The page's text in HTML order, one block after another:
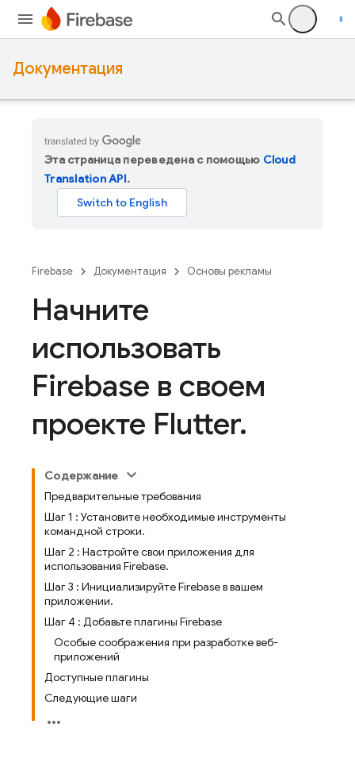
Документация
Эта страница переведена с помощью Cloud
Translation API.
Firebase Документация Основы рекламы
Начните
использовать
Firebase в своем
проекте Flutter.
Содержание
Предварительные требования
Шаг 1 : Установите необходимые инструменты
командной строки.
Шаг 2 : Настройте свои приложения для
использования Firebase.
Шаг 3 : Инициализируйте Firebase в вашем
приложении.
Шаг 4 : Добавьте плагины Firebase
Особые соображения при разработке веб-
приложений
Доступные плагины
Следующие шаги